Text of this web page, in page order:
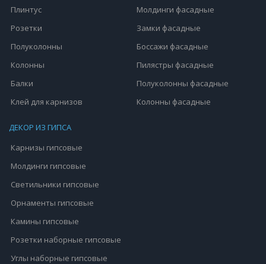
Плинтус
Розетки
Полуколонны
Колонны
Балки
Клей для карнизов
Молдинги фасадные
Замки фасадные
Боссажи фасадные
Пилястры фасадные
Полуколонны фасадные
Колонны фасадные
ДЕКОР ИЗ ГИПСА
Карнизы гипсовые
Молдинги гипсовые
Светильники гипсовые
Орнаменты гипсовые
Камины гипсовые
Розетки наборные гипсовые
Углы наборные гипсовые